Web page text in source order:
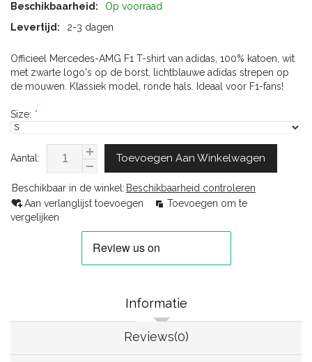
Beschikbaarheid:
Op voorraad
Levertijd:
2-3 dagen
Officieel Mercedes-AMG F1 T-shirt van adidas, 100% katoen, wit
met zwarte logo's op de borst, lichtblauwe adidas strepen op
de mouwen. Klassiek model, ronde hals. Ideaal voor F1-fans!
Size: *
Aantal: Toevoegen Aan Winkelwagen
Beschikbaar in de winkel: Beschikbaarheid controleren
Aan verlanglijst toevoegen
Toevoegen om te
vergelijken
Informatie
Reviews(0)